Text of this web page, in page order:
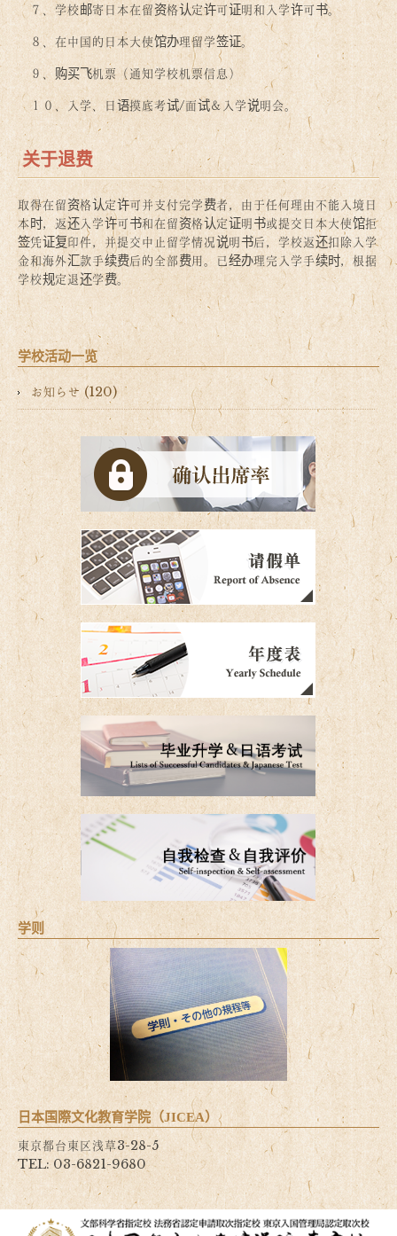
７、学校邮寄日本在留资格认定许可证明和入学许可书。
８、在中国的日本大使馆办理留学签证。
９、购买飞机票（通知学校机票信息）
１０、入学、日语摸底考试/面试＆入学说明会。
关于退费
取得在留资格认定许可并支付完学费者，由于任何理由不能入境日
本时，返还入学许可书和在留资格认定证明书或提交日本大使馆拒
签凭证复印件，并提交中止留学情况说明书后，学校返还扣除入学
金和海外汇款手续费后的全部费用。已经办理完入学手续时，根据
学校规定退还学费。
学校活动一览
お知らせ (120)
学则
日本国際文化教育学院（JICEA）
東京都台東区浅草3-28-5
TEL: 03-6821-9680